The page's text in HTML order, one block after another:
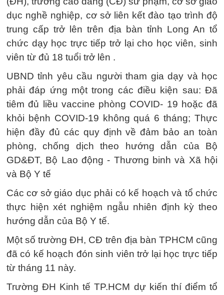
dục nghề nghiệp, cơ sở liên kết đào tạo trình độ
trung cấp trở lên trên địa bàn tỉnh Long An tổ
chức dạy học trực tiếp trở lại cho học viên, sinh
viên từ đủ 18 tuổi trở lên .
UBND tỉnh yêu cầu người tham gia dạy và học
phải đáp ứng một trong các điều kiện sau: Đã
tiêm đủ liều vaccine phòng COVID- 19 hoặc đã
khỏi bệnh COVID-19 không quá 6 tháng; Thực
hiện đầy đủ các quy định về đảm bảo an toàn
phòng, chống dịch theo hướng dẫn của Bộ
GD&ĐT, Bộ Lao động - Thương binh và Xã hội
và Bộ Y tế
Các cơ sở giáo dục phải có kế hoạch và tổ chức
thực hiện xét nghiệm ngẫu nhiên định kỳ theo
hướng dẫn của Bộ Y tế.
Một số trường ĐH, CĐ trên địa bàn TPHCM cũng
đã có kế hoạch đón sinh viên trở lại học trực tiếp
từ tháng 11 này.
Trường ĐH Kinh tế TP.HCM dự kiến thí điểm tổ